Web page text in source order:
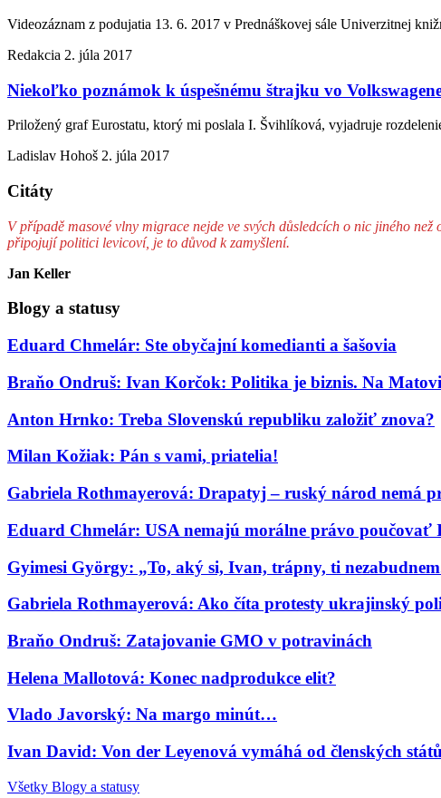
Videozáznam z podujatia 13. 6. 2017 v Prednáškovej sále Univerzitnej
Redakcia 2. júla 2017
Niekoľko poznámok k úspešnému štrajku vo
Priložený graf Eurostatu, ktorý mi poslala I. Švihlíková, vyjadruje
Ladislav Hohoš 2. júla 2017
Citáty
V případě masové vlny migrace nejde ve svých důsledcích o nic jiného
připojují politici levicoví, je to důvod k zamyšlení.
Jan Keller
Blogy a statusy
Eduard Chmelár: Ste obyčajní komedianti a šašovia
Braňo Ondruš: Ivan Korčok: Politika je biznis. Na
Anton Hrnko: Treba Slovenskú republiku založiť znova?
Milan Kožiak: Pán s vami, priatelia!
Gabriela Rothmayerová: Drapatyj – ruský národ nemá
Eduard Chmelár: USA nemajú morálne právo
Gyimesi György: „To, aký si, Ivan, trápny, ti
Gabriela Rothmayerová: Ako číta protesty ukrajinský
Braňo Ondruš: Zatajovanie GMO v potravinách
Helena Mallotová: Konec nadprodukce elit?
Vlado Javorský: Na margo minút…
Ivan David: Von der Leyenová vymáhá od členských
Všetky Blogy a statusy